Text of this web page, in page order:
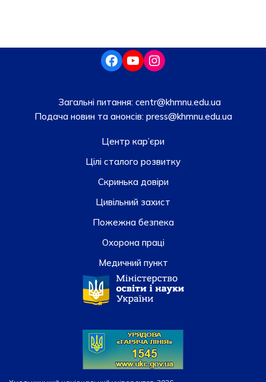
Загальні питання: centr@khmnu.edu.ua
Подача новин та анонсів:press@khmnu.edu.ua
Центр кар’єри
Цілі сталого розвитку
Скринька довiри
Цивільний захист
Пожежна безпека
Охорона праці
Медичний пункт